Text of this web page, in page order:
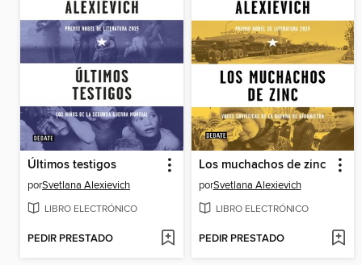
Últimos testigos
porSvetlana Alexievich
LIBRO ELECTRÓNICO
PEDIR PRESTADO
Los muchachos de zinc
porSvetlana Alexievich
LIBRO ELECTRÓNICO
PEDIR PRESTADO